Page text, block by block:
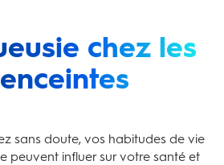
chez les
sans doute, vos habitudes de vie
peuvent influer sur votre santé et